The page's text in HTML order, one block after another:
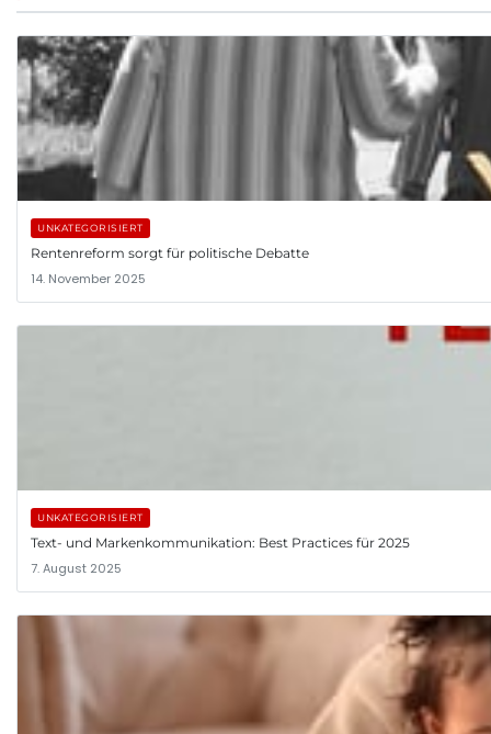
UNKATEGORISIERT
Rentenreform sorgt für politische Debatte
14. November 2025
UNKATEGORISIERT
Text- und Markenkommunikation: Best Practices für 2025
7. August 2025